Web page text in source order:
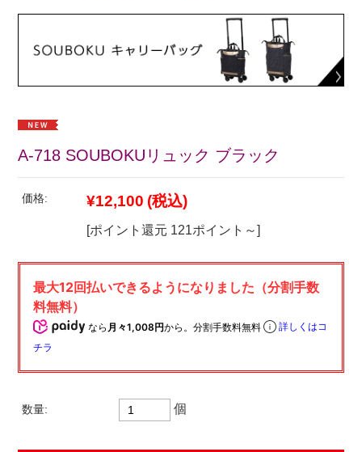
A-718 SOUBOKUリュック ブラック
価格: ¥12,100 (税込)
[ポイント還元 121ポイント～]
なら 月々1,008円から。分割手数料無料
詳しくはコ
チラ
数量: 個